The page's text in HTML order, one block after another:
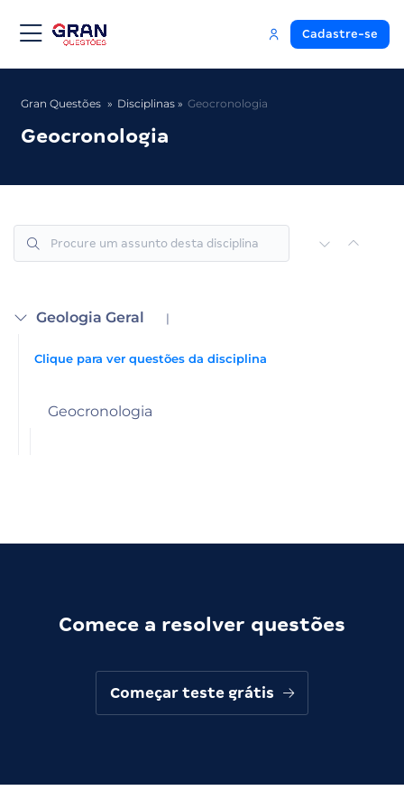
Cadastre-se
Gran Questões Disciplinas Geocronologia
Geocronologia
Geologia Geral |
Clique para ver questões da disciplina
Geocronologia
Comece a resolver questões
Começar teste grátis